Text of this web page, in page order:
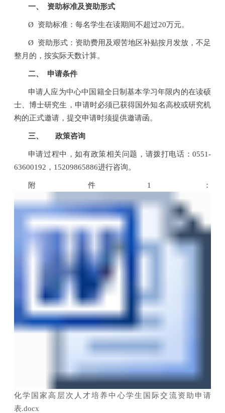
一、 资助标准及资助形式
Ø 资助标准：每名学生在读期间不超过20万元。
Ø 资助形式： 资助费用及艰苦地区补贴按月发放，不足
整月的，按实际天数计算。
二、 申请条件
申请人应为中心中国籍全日制基本学习年限内的在读硕
士、博士研究生，申请时必须已获得国外知名高校或研究机
构的正式邀请，提交申请时须提供邀请函。
三、 政策咨询
申请过程中，如有政策相关问题，请拨打电话：0551-
63600192 ， 15209865886进行咨询。
附件 1 ：
化学国家高层次人才培养中心学生国际交流资助申请
表.docx